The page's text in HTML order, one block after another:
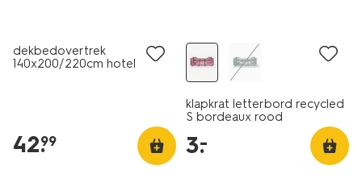
dekbedovertrek
140x200/220cm hotel
42.
99
klapkrat letterbord recycled
S bordeaux rood
3.
–